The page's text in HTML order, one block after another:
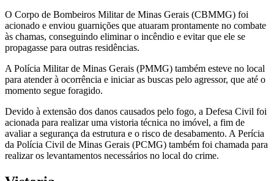
O Corpo de Bombeiros Militar de Minas Gerais (CBMMG) foi
acionado e enviou guarnições que atuaram prontamente no combate
às chamas, conseguindo eliminar o incêndio e evitar que ele se
propagasse para outras residências.
A Polícia Militar de Minas Gerais (PMMG) também esteve no local
para atender à ocorrência e iniciar as buscas pelo agressor, que até o
momento segue foragido.
Devido à extensão dos danos causados pelo fogo, a Defesa Civil foi
acionada para realizar uma vistoria técnica no imóvel, a fim de
avaliar a segurança da estrutura e o risco de desabamento. A Perícia
da Polícia Civil de Minas Gerais (PCMG) também foi chamada para
realizar os levantamentos necessários no local do crime.